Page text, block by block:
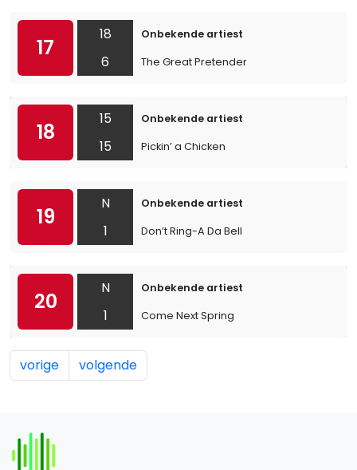
17
18
6
Onbekende artiest
The Great Pretender
18
15
15
Onbekende artiest
Pickin’ a Chicken
19
N
1
Onbekende artiest
Don’t Ring-A Da Bell
20
N
1
Onbekende artiest
Come Next Spring
vorige volgende